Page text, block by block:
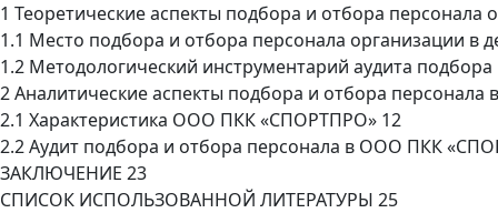
1 Теоретические аспекты подбора и отбора персонала
1.1 Место подбора и отбора персонала организации в
1.2 Методологический инструментарий аудита
2 Аналитические аспекты подбора и отбора
2.1 Характеристика ООО ПКК «СПОРТПРО» 12
2.2 Аудит подбора и отбора персонала в ООО ПКК
ЗАКЛЮЧЕНИЕ 23
СПИСОК ИСПОЛЬЗОВАННОЙ ЛИТЕРАТУРЫ 25